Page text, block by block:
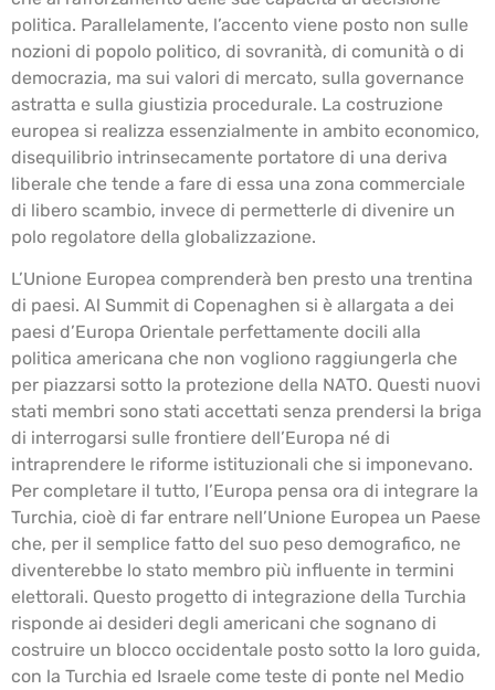
politica. Parallelamente, l’accento viene posto non sulle
nozioni di popolo politico, di sovranità, di comunità o di
democrazia, ma sui valori di mercato, sulla governance
astratta e sulla giustizia procedurale. La costruzione
europea si realizza essenzialmente in ambito economico,
disequilibrio intrinsecamente portatore di una deriva
liberale che tende a fare di essa una zona commerciale
di libero scambio, invece di permetterle di divenire un
polo regolatore della globalizzazione.
L’Unione Europea comprenderà ben presto una trentina
di paesi. Al Summit di Copenaghen si è allargata a dei
paesi d’Europa Orientale perfettamente docili alla
politica americana che non vogliono raggiungerla che
per piazzarsi sotto la protezione della NATO. Questi nuovi
stati membri sono stati accettati senza prendersi la briga
di interrogarsi sulle frontiere dell’Europa né di
intraprendere le riforme istituzionali che si imponevano.
Per completare il tutto, l’Europa pensa ora di integrare la
Turchia, cioè di far entrare nell’Unione Europea un Paese
che, per il semplice fatto del suo peso demografico, ne
diventerebbe lo stato membro più influente in termini
elettorali. Questo progetto di integrazione della Turchia
risponde ai desideri degli americani che sognano di
costruire un blocco occidentale posto sotto la loro guida,
con la Turchia ed Israele come teste di ponte nel Medio